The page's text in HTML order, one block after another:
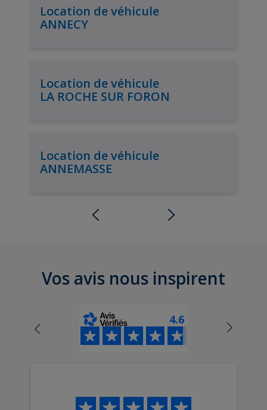
Location de véhicule
ANNECY
Location de véhicule
LA ROCHE SUR FORON
Location de véhicule
ANNEMASSE
Vos avis nous inspirent
4.6